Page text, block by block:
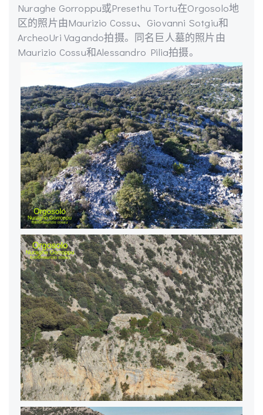
Nuraghe Gorroppu或Presethu Tortu在Orgosolo地
区的照片由Maurizio Cossu、Giovanni Sotgiu和
ArcheoUri Vagando拍摄。同名巨人墓的照片由
Maurizio Cossu和Alessandro Pilia拍摄。